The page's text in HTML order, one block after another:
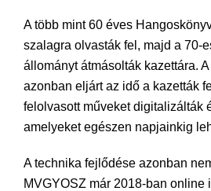
A több mint 60 éves
szalagra olvasták fel, majd a 70-
állományt átmásolták kazettára.
azonban eljárt az idő a kazetták
felolvasott műveket digitalizálták
amelyeket egészen napjainkig
A technika fejlődése azonban
MVGYOSZ már 2018-ban online